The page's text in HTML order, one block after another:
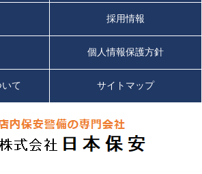
採用情報
個人情報保護方針
て サイトマップ